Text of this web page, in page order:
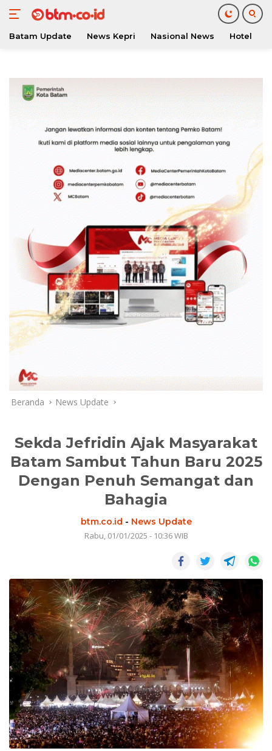
konten
Batam Update News Kepri Nasional News Hotel
Beranda News Update
Sekda Jefridin Ajak Masyarakat
Batam Sambut Tahun Baru 2025
Dengan Penuh Semangat dan
Bahagia
btm.co.id - News Update
Rabu, 01/01/2025 - 10:36 WIB